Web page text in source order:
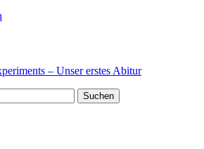
– Unser erstes Abitur